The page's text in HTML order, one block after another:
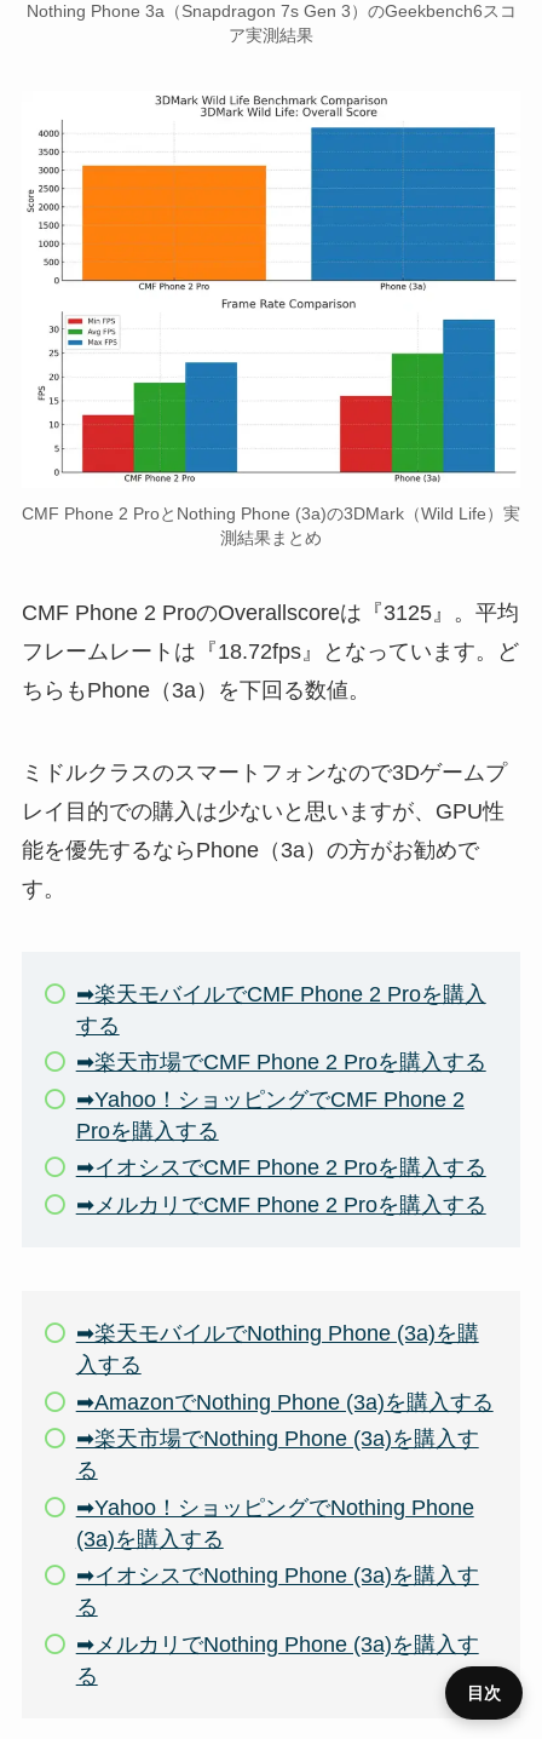
Nothing Phone 3a（Snapdragon 7s Gen 3）のGeekbench6スコ
ア実測結果
CMF Phone 2 ProとNothing Phone (3a)の3DMark（Wild Life）実
測結果まとめ
CMF Phone 2 ProのOverallscoreは『3125』。平均
フレームレートは『18.72fps』となっています。ど
ちらもPhone（3a）を下回る数値。
ミドルクラスのスマートフォンなので3Dゲームプ
レイ目的での購入は少ないと思いますが、GPU性
能を優先するならPhone（3a）の方がお勧めで
す。
➡楽天モバイルでCMF Phone 2 Proを購入
する
➡楽天市場でCMF Phone 2 Proを購入する
➡Yahoo！ショッピングでCMF Phone 2
Proを購入する
➡イオシスでCMF Phone 2 Proを購入する
➡メルカリでCMF Phone 2 Proを購入する
➡楽天モバイルでNothing Phone (3a)を購
入する
➡AmazonでNothing Phone (3a)を購入する
➡楽天市場でNothing Phone (3a)を購入す
る
➡Yahoo！ショッピングでNothing Phone
(3a)を購入する
➡イオシスでNothing Phone (3a)を購入す
る
➡メルカリでNothing Phone (3a)を購入す
る
目次